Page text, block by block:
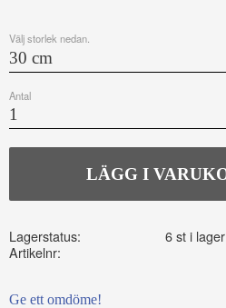
Välj storlek nedan.
Antal
Lagerstatus
6 st i lager
Artikelnr
Ge ett omdöme!